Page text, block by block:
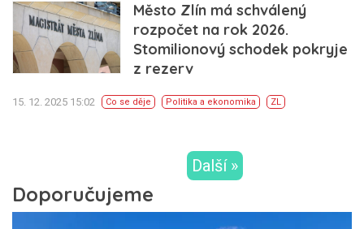
Město Zlín má schválený
rozpočet na rok 2026.
Stomilionový schodek pokryje
z rezerv
15. 12. 2025 15:02 Co se děje Politika a ekonomika ZL
Další »